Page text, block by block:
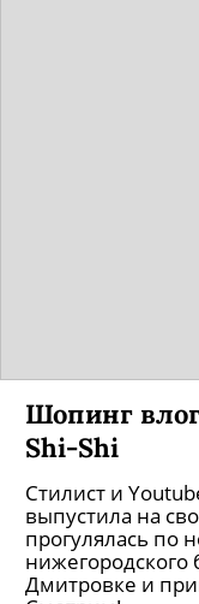
Шопинг
Shi-Shi
Стилист и
выпустила на
прогулялась по
нижегородского
Дмитровке и